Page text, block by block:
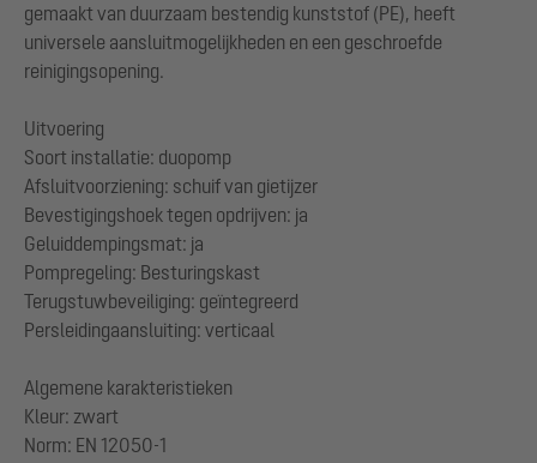
gemaakt van duurzaam bestendig kunststof (PE), heeft
universele aansluitmogelijkheden en een geschroefde
reinigingsopening.
Uitvoering
Soort installatie: duopomp
Afsluitvoorziening: schuif van gietijzer
Bevestigingshoek tegen opdrijven: ja
Geluiddempingsmat: ja
Pompregeling: Besturingskast
Terugstuwbeveiliging: geïntegreerd
Persleidingaansluiting: verticaal
Algemene karakteristieken
Kleur: zwart
Norm: EN 12050-1